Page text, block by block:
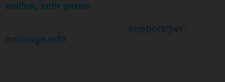
wollen, sehr gerne.
support@vr-
trainings.info